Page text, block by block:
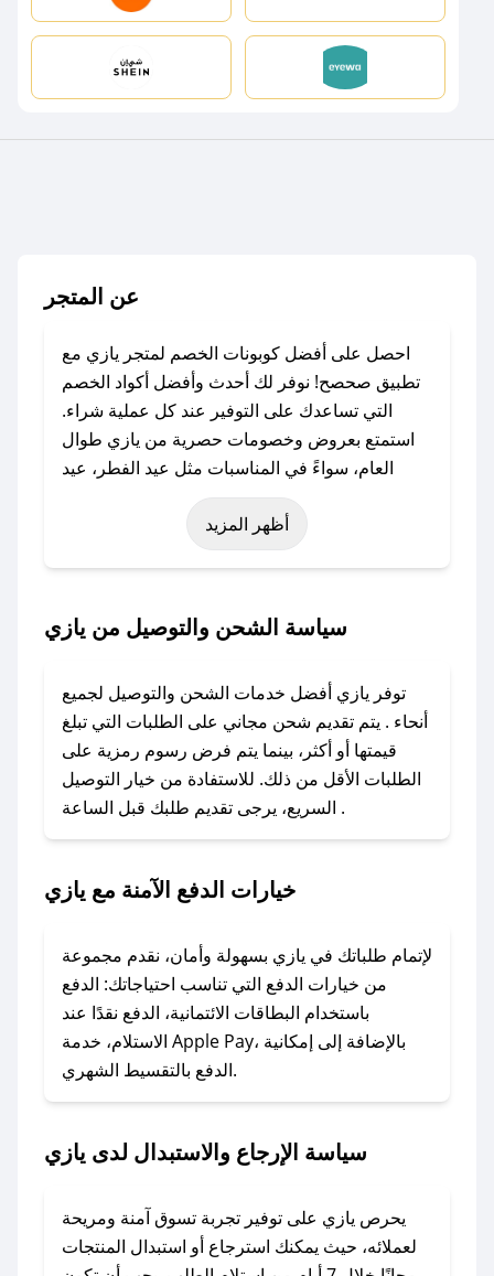
عن المتجر
احصل على أفضل كوبونات الخصم لمتجر يازي مع
تطبيق صحصح! نوفر لك أحدث وأفضل أكواد الخصم
التي تساعدك على التوفير عند كل عملية شراء.
استمتع بعروض وخصومات حصرية من يازي طوال
العام، سواءً في المناسبات مثل عيد الفطر، عيد
الأضحى، الجمعة البيضاء (شهر نوفمبر)، رمضان،
اليوم الوطني، يوم التأسيس، أو حتى عروض خاصة
باستخدام تطبيق صحصح، يمكنك العثور بسهولة على
معنا عبر تويتر أو البريد الإلكتروني لإضافته بسرعة.
### كيفية استخدام كود خصم يازي؟
1. انسخ كود الخصم من تطبيق صحصح.
2. الصقه في خانة الدفع عند التسوق من يازي.
لا تقلق! يمكنك التواصل مع فريق دعم صحصح عبر
وسنقوم بحل المشكلة في أسرع وقت ممكن.
### ماذا أفعل إذا لم أجد كود خصم لمتجري
المفضل؟
في حال عدم توفر كوبونات لمتجرك المفضل، يمكنك
مراسلتنا مباشرة وسنعمل على توفير الكوبونات في
يازي؟
للحصول على كوبونات وخصومات حصرية، قم بما
يلي:
أظهر المزيد
سياسة الشحن والتوصيل من يازي
توفر يازي أفضل خدمات الشحن والتوصيل لجميع
أنحاء . يتم تقديم شحن مجاني على الطلبات التي تبلغ
قيمتها أو أكثر، بينما يتم فرض رسوم رمزية على
الطلبات الأقل من ذلك. للاستفادة من خيار التوصيل
السريع، يرجى تقديم طلبك قبل الساعة .
خيارات الدفع الآمنة مع يازي
لإتمام طلباتك في يازي بسهولة وأمان، نقدم مجموعة
من خيارات الدفع التي تناسب احتياجاتك: الدفع
باستخدام البطاقات الائتمانية، الدفع نقدًا عند
الاستلام، خدمة Apple Pay، بالإضافة إلى إمكانية
الدفع بالتقسيط الشهري.
سياسة الإرجاع والاستبدال لدى يازي
يحرص يازي على توفير تجربة تسوق آمنة ومريحة
لعملائه، حيث يمكنك استرجاع أو استبدال المنتجات